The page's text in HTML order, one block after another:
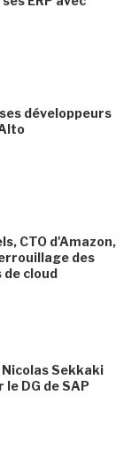
développeurs
CTO d'Amazon,
des
cloud
Nicolas Sekkaki
DG de SAP